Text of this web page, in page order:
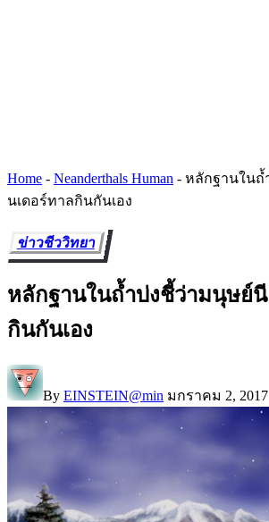
Home - Neanderthals Human - หลักฐานในถ้
นเดอร์ทาลกินกันเอง
ข่าวชีววิทยา
หลักฐานในถ้ำบ่งชี้ว่ามนุษย์
กินกันเอง
By EINSTEIN@min มกราคม 2, 2017